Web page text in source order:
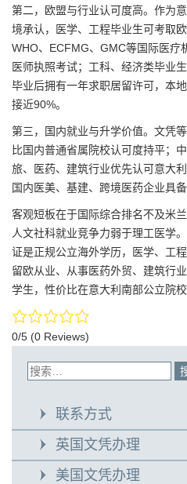
第二，欧盟与行业认可度高。作为
境承认，医学、工程毕业生可考取
WHO、ECFMG、GMC等国际医疗
医师执照考试；工科、经济类毕业
毕业后拥有一年求职居留许可，本
接近90%。
第三，国内就业与升学价值。文凭
比国内普通省属院校认可度持平；
旅、医药、建筑行业优先认可意大
国内医美、基建、跨境医药企业具备
客观短板在于国际综合排名不及米
人文社科就业竞争力弱于理工医学
证是正规公立海外学历，医学、工
留欧从业、从事医药外贸、建筑行
学生，性价比在意大利南部公立院校
0/5 (0 Reviews)
联系方式
英国文凭办理
美国文凭办理